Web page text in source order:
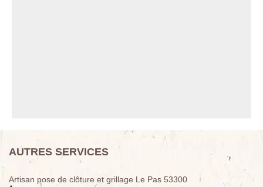
AUTRES SERVICES
Artisan pose de clôture et grillage Le Pas 53300